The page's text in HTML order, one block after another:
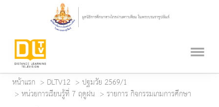
หน้าแรก DLTV12
ปฐมวัย 2569/1
หน่วยการเรียนรู้ที่ 7 ฤดูฝน
รายการ กิจกรรมเกมการศึกษา